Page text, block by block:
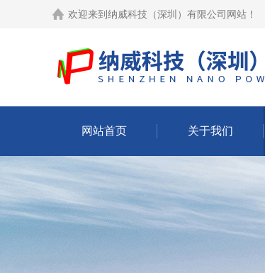
欢迎来到 纳威科技（深圳）有限公司网站 ！
网站首页 关于我们